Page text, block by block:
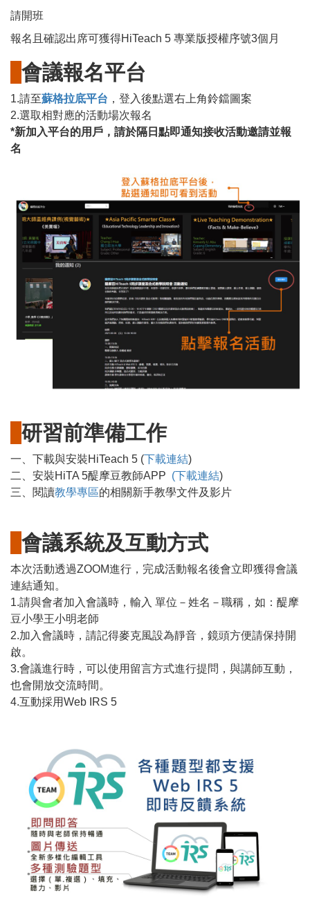
請開班
報名且確認出席可獲得HiTeach 5 專業版授權序號3個月
會議報名平台
1.請至蘇格拉底平台 ，登入後點選右上角鈴鐺圖案
2.選取相對應的活動場次報名
*新加入平台的用戶，請於隔日點即通知接收活動邀請並報
名
研習前準備工作
一、下載與安裝HiTeach 5 (下載連結)
二、安裝HiTA 5醍摩豆教師APP (下載連結)
三、閱讀教學專區的相關新手教學文件及影片
會議系統及互動方式
本次活動透過ZOOM進行，完成活動報名後會立即獲得會議
連結通知。
1.請與會者加入會議時，輸入 單位－姓名－職稱，如：醍摩
豆小學王小明老師
2.加入會議時，請記得麥克風設為靜音，鏡頭方便請保持開
啟。
3.會議進行時，可以使用留言方式進行提問，與講師互動，
也會開放交流時間。
4.互動採用Web IRS 5